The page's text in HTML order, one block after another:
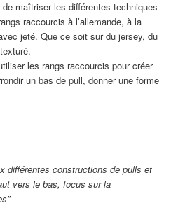
maîtriser les différentes techniques
raccourcis à l’allemande, à la
jeté. Que ce soit sur du jersey, du
les rangs raccourcis pour créer
un bas de pull, donner une forme
différentes constructions de pulls et
vers le bas, focus sur la